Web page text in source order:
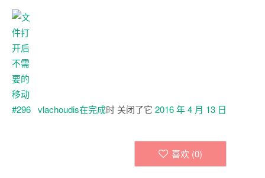
vlachoudis在完成时 关闭了它 2016 年 4 月 13 日
喜欢 (0)